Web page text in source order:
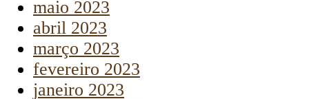
maio 2023
abril 2023
março 2023
fevereiro 2023
janeiro 2023